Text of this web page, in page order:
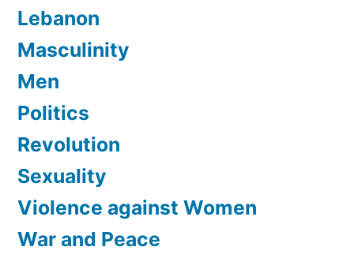
Lebanon
Masculinity
Men
Politics
Revolution
Sexuality
Violence against Women
War and Peace